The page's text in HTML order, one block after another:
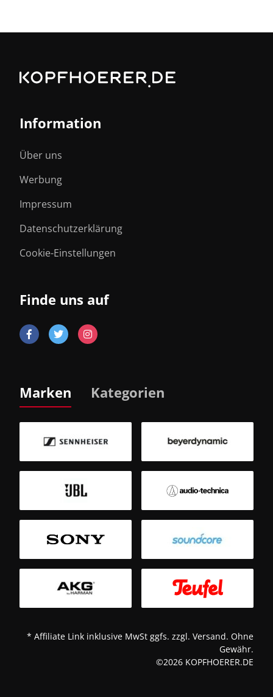
Information
Über uns
Werbung
Impressum
Datenschutzerklärung
Cookie-Einstellungen
Finde uns auf
Marken Kategorien
* Affiliate Link inklusive MwSt ggfs. zzgl. Versand. Ohne
Gewähr.
©2026 KOPFHOERER.DE